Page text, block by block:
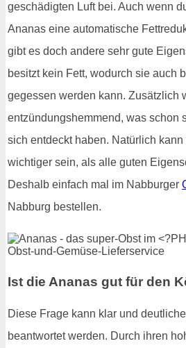
geschädigten Luft bei. Auch wenn
Ananas eine automatische
gibt es doch andere sehr gute
besitzt kein Fett, wodurch sie auch
gegessen werden kann. Zusätzlich
entzündungshemmend, was schon
sich entdeckt haben. Natürlich
wichtiger sein, als alle guten
Deshalb einfach mal im Nabburger
Nabburg bestellen.
Ist die Ananas gut für den
Diese Frage kann klar und
beantwortet werden. Durch ihren